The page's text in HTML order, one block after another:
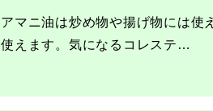
アマニ油は炒め物や揚げ物には使
使えます。気になるコレステ …